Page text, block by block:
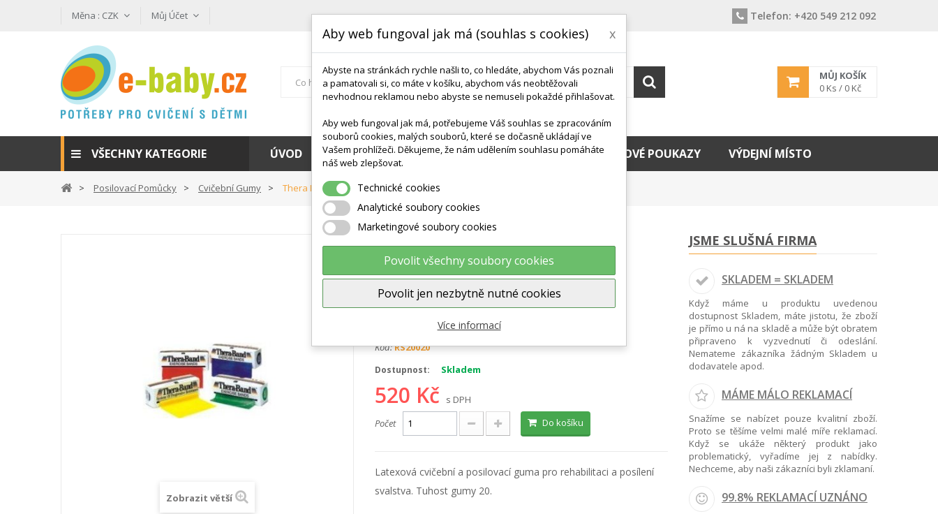
Měna : CZK Můj Účet Telefon: +420 549 212 092
MŮJ KOŠÍK
0 Ks / 0 Kč
VŠECHNY KATEGORIE ÚVOD KONTAKT DODÁNÍ A TERMÍNY CZ & SK DÁRKOVÉ POUKAZY VÝDEJNÍ MÍSTO
Posilovací Pomůcky Cvičební Gumy Thera Band 5,5 Žlutý
Zobrazit větší
Thera band 5,5 žlutý
Výrobce: Thera-Band
Cvičební gumy
Kód:RS20020
Dostupnost: Skladem
520 Kč
s DPH
Počet
Do košíku
Latexová cvičební a posilovací guma pro rehabilitaci a posílení
svalstva. Tuhost gumy 20.
JSME SLUŠNÁ FIRMA
SKLADEM = SKLADEM
Když máme u produktu uvedenou
dostupnost Skladem, máte jistotu, že zboží
je přímo u ná na skladě a může být obratem
připraveno k vyzvednutí či odeslání.
Nemateme zákazníka žádným Skladem u
dodavatele apod.
MÁME MÁLO REKLAMACÍ
Snažíme se nabízet pouze kvalitní zboží.
Proto se těšíme velmi malé míře reklamací.
Když se ukáže některý produkt jako
problematický, vyřadíme jej z nabídky.
Nechceme, aby naši zákazníci byli zklamaní.
99.8% REKLAMACÍ UZNÁNO
Aby web fungoval jak má (souhlas s cookies) x
Abyste na stránkách rychle našli to, co hledáte, abychom Vás poznali
a pamatovali si, co máte v košíku, abychom vás neobtěžovali
nevhodnou reklamou nebo abyste se nemuseli pokaždé přihlašovat.
Aby web fungoval jak má, potřebujeme Váš souhlas se zpracováním
souborů cookies, malých souborů, které se dočasně ukládají ve
Vašem prohlížeči. Děkujeme, že nám udělením souhlasu pomáháte
náš web zlepšovat.
Technické cookies
Analytické soubory cookies
Marketingové soubory cookies
Povolit všechny soubory cookies
Povolit jen nezbytně nutné cookies
Více informací